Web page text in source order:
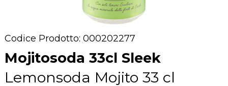
Codice Prodotto: 000202277
Mojitosoda 33cl Sleek
Lemonsoda Mojito 33 cl